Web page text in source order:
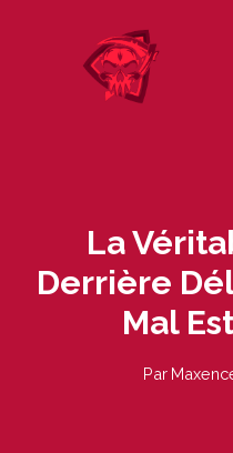
La
Derrière
Mal
Par